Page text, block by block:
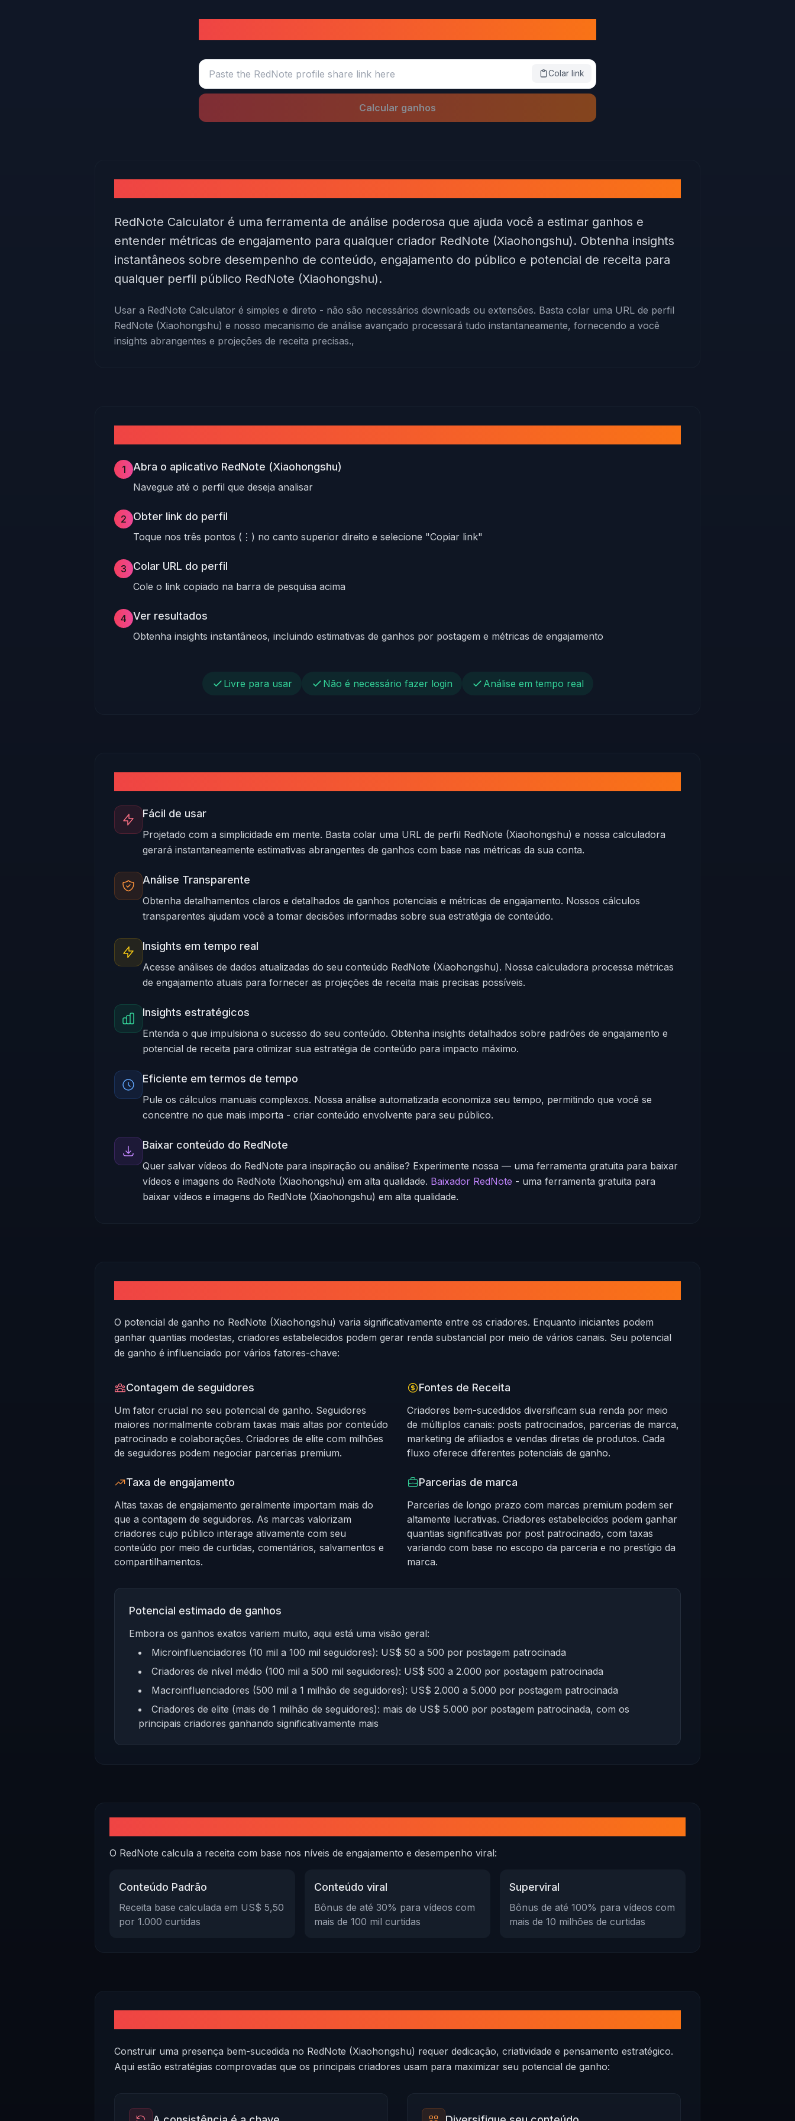
Colar link
Calcular ganhos
RedNote Calculator é uma ferramenta de análise poderosa que ajuda você a estimar ganhos e
entender métricas de engajamento para qualquer criador RedNote (Xiaohongshu). Obtenha insights
instantâneos sobre desempenho de conteúdo, engajamento do público e potencial de receita para
qualquer perfil público RedNote (Xiaohongshu).
Usar a RedNote Calculator é simples e direto - não são necessários downloads ou extensões. Basta colar uma URL de perfil
RedNote (Xiaohongshu) e nosso mecanismo de análise avançado processará tudo instantaneamente, fornecendo a você
insights abrangentes e projeções de receita precisas.,
1 Abra o aplicativo RedNote (Xiaohongshu)
Navegue até o perfil que deseja analisar
2 Obter link do perfil
Toque nos três pontos (⋮) no canto superior direito e selecione "Copiar link"
3 Colar URL do perfil
Cole o link copiado na barra de pesquisa acima
4 Ver resultados
Obtenha insights instantâneos, incluindo estimativas de ganhos por postagem e métricas de engajamento
Livre para usar Não é necessário fazer login Análise em tempo real
Fácil de usar
Projetado com a simplicidade em mente. Basta colar uma URL de perfil RedNote (Xiaohongshu) e nossa calculadora
gerará instantaneamente estimativas abrangentes de ganhos com base nas métricas da sua conta.
Análise Transparente
Obtenha detalhamentos claros e detalhados de ganhos potenciais e métricas de engajamento. Nossos cálculos
transparentes ajudam você a tomar decisões informadas sobre sua estratégia de conteúdo.
Insights em tempo real
Acesse análises de dados atualizadas do seu conteúdo RedNote (Xiaohongshu). Nossa calculadora processa métricas
de engajamento atuais para fornecer as projeções de receita mais precisas possíveis.
Insights estratégicos
Entenda o que impulsiona o sucesso do seu conteúdo. Obtenha insights detalhados sobre padrões de engajamento e
potencial de receita para otimizar sua estratégia de conteúdo para impacto máximo.
Eficiente em termos de tempo
Pule os cálculos manuais complexos. Nossa análise automatizada economiza seu tempo, permitindo que você se
concentre no que mais importa - criar conteúdo envolvente para seu público.
Baixar conteúdo do RedNote
Quer salvar vídeos do RedNote para inspiração ou análise? Experimente nossa — uma ferramenta gratuita para baixar
vídeos e imagens do RedNote (Xiaohongshu) em alta qualidade. Baixador RedNote - uma ferramenta gratuita para
baixar vídeos e imagens do RedNote (Xiaohongshu) em alta qualidade.
O potencial de ganho no RedNote (Xiaohongshu) varia significativamente entre os criadores. Enquanto iniciantes podem
ganhar quantias modestas, criadores estabelecidos podem gerar renda substancial por meio de vários canais. Seu potencial
de ganho é influenciado por vários fatores-chave:
Contagem de seguidores
Um fator crucial no seu potencial de ganho. Seguidores
maiores normalmente cobram taxas mais altas por conteúdo
patrocinado e colaborações. Criadores de elite com milhões
de seguidores podem negociar parcerias premium.
Taxa de engajamento
Altas taxas de engajamento geralmente importam mais do
que a contagem de seguidores. As marcas valorizam
criadores cujo público interage ativamente com seu
conteúdo por meio de curtidas, comentários, salvamentos e
compartilhamentos.
Fontes de Receita
Criadores bem-sucedidos diversificam sua renda por meio
de múltiplos canais: posts patrocinados, parcerias de marca,
marketing de afiliados e vendas diretas de produtos. Cada
fluxo oferece diferentes potenciais de ganho.
Parcerias de marca
Parcerias de longo prazo com marcas premium podem ser
altamente lucrativas. Criadores estabelecidos podem ganhar
quantias significativas por post patrocinado, com taxas
variando com base no escopo da parceria e no prestígio da
marca.
Potencial estimado de ganhos
Embora os ganhos exatos variem muito, aqui está uma visão geral:
Microinfluenciadores (10 mil a 100 mil seguidores): US$ 50 a 500 por postagem patrocinada
Criadores de nível médio (100 mil a 500 mil seguidores): US$ 500 a 2.000 por postagem patrocinada
Macroinfluenciadores (500 mil a 1 milhão de seguidores): US$ 2.000 a 5.000 por postagem patrocinada
Criadores de elite (mais de 1 milhão de seguidores): mais de US$ 5.000 por postagem patrocinada, com os
principais criadores ganhando significativamente mais
O RedNote calcula a receita com base nos níveis de engajamento e desempenho viral:
Conteúdo Padrão
Receita base calculada em US$ 5,50
por 1.000 curtidas
Conteúdo viral
Bônus de até 30% para vídeos com
mais de 100 mil curtidas
Superviral
Bônus de até 100% para vídeos com
mais de 10 milhões de curtidas
Construir uma presença bem-sucedida no RedNote (Xiaohongshu) requer dedicação, criatividade e pensamento estratégico.
Aqui estão estratégias comprovadas que os principais criadores usam para maximizar seu potencial de ganho: